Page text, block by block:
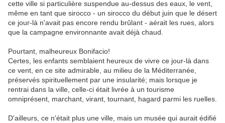
cette ville si particulière suspendue au-dessus des eaux, le vent,
même en tant que sirocco - un sirocco du début juin que le désert
ce jour-là n'avait pas encore rendu brûlant - aérait les rues, alors
que la campagne environnante avait déjà chaud.
Pourtant, malheureux Bonifacio!
Certes, les enfants semblaient heureux de vivre ce jour-là dans
ce vent, en ce site admirable, au milieu de la Méditerranée,
préservés spirituellement par une insularité; mais lorsque je
rentrai dans la ville, celle-ci était livrée à un tourisme
omniprésent, marchant, virant, tournant, hagard parmi les ruelles.
D'ailleurs, ce n'était plus une ville, mais un musée qui aurait édifié